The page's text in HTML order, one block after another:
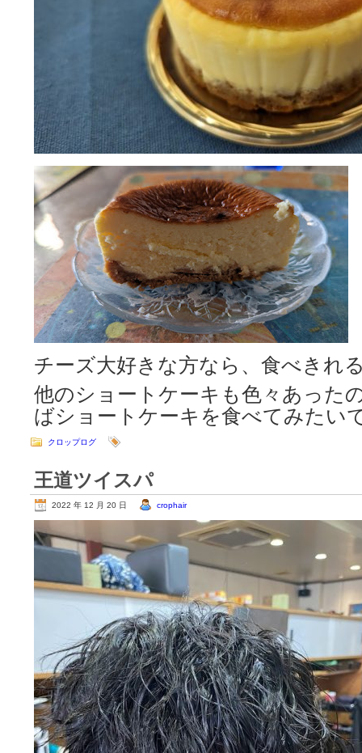
チーズ大好きな方なら、食べきれ
他のショートケーキも色々あった
ばショートケーキを食べてみたい
クロップログ
王道ツイスパ
2022 年 12 月 20 日 crophair